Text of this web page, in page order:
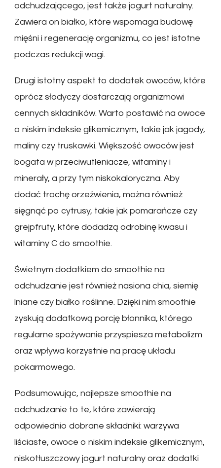
odchudzającego, jest także jogurt naturalny.
Zawiera on białko, które wspomaga budowę
mięśni i regenerację organizmu, co jest istotne
podczas redukcji wagi.
Drugi istotny aspekt to dodatek owoców, które
oprócz słodyczy dostarczają organizmowi
cennych składników. Warto postawić na owoce
o niskim indeksie glikemicznym, takie jak jagody,
maliny czy truskawki. Większość owoców jest
bogata w przeciwutleniacze, witaminy i
minerały, a przy tym niskokaloryczna. Aby
dodać trochę orzeźwienia, można również
sięgnąć po cytrusy, takie jak pomarańcze czy
grejpfruty, które dodadzą odrobinę kwasu i
witaminy C do smoothie.
Świetnym dodatkiem do smoothie na
odchudzanie jest również nasiona chia, siemię
lniane czy białko roślinne. Dzięki nim smoothie
zyskują dodatkową porcję błonnika, którego
regularne spożywanie przyspiesza metabolizm
oraz wpływa korzystnie na pracę układu
pokarmowego.
Podsumowując, najlepsze smoothie na
odchudzanie to te, które zawierają
odpowiednio dobrane składniki: warzywa
liściaste, owoce o niskim indeksie glikemicznym,
niskotłuszczowy jogurt naturalny oraz dodatki